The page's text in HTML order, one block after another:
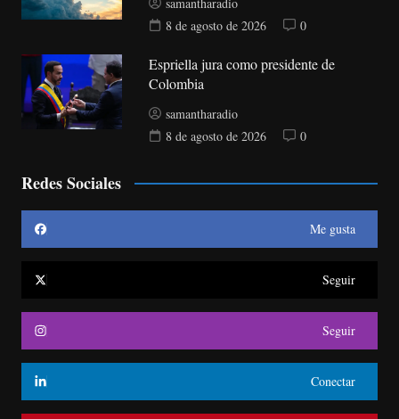
8 de agosto de 2026
0
Espriella jura como presidente de
Colombia
samantharadio
8 de agosto de 2026
0
Redes Sociales
Me gusta
Seguir
Seguir
Conectar